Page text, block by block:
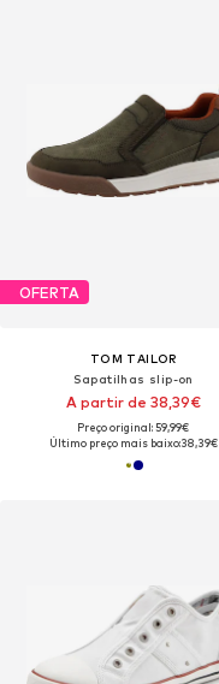
OFERTA
TOM TAILOR
Sapatilhas slip-on
A partir de 38,39€
Preço original: 59,99€
Último preço mais baixo:38,39€